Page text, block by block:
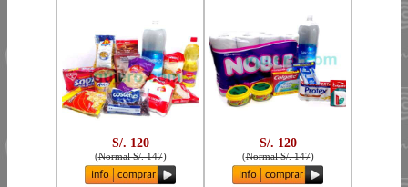
S/. 120
(Normal S/. 147)
S/. 120
(Normal S/. 147)